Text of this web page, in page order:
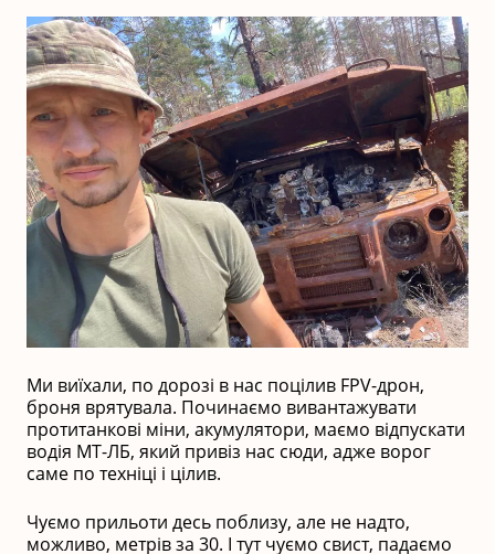
Ми виїхали, по дорозі в нас поцілив FPV-дрон,
броня врятувала. Починаємо вивантажувати
протитанкові міни, акумулятори, маємо відпускати
водія МТ-ЛБ, який привіз нас сюди, адже ворог
саме по техніці і цілив.
Чуємо прильоти десь поблизу, але не надто,
можливо, метрів за 30. І тут чуємо свист, падаємо